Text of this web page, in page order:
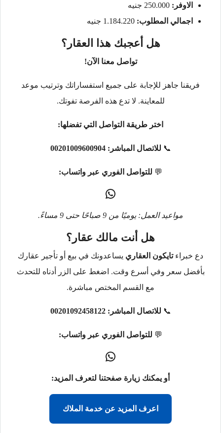
الاوفر:
اجمالي المطلوب:
هل أعجبك هذا العقار؟
تواصل معنا الآن!
فريقنا جاهز للإجابة على جميع استفساراتك وترتيب موعد
للمعاينة. لا تدع هذه الفرصة تفوتك.
اختر طريقة التواصل التي تفضلها:
📞 للاتصال المباشر: 00201009600904
💬 للتواصل الفوري عبر واتساب:
مواعيد العمل: يوميًا من 9 صباحًا حتى 9 مساءً.
هل أنت مالك عقار؟
دع خبراءتايكون العقاري يساعدونك في بيع أو تأجير عقارك
بأفضل سعر وفي أسرع وقت. اضغط على الزر أدناه للتحدث
مع القسم المختص مباشرة.
📞 للاتصال المباشر: 00201092458122
💬 للتواصل الفوري عبر واتساب:
أو يمكنك زيارة صفحتنا لتعرف المزيد:
اعرف المزيد عن خدمة الملاك